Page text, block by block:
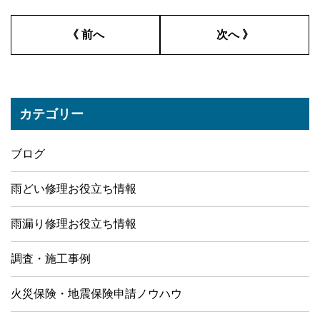
《 前へ 次へ 》
カテゴリー
ブログ
雨どい修理お役立ち情報
雨漏り修理お役立ち情報
調査・施工事例
火災保険・地震保険申請ノウハウ